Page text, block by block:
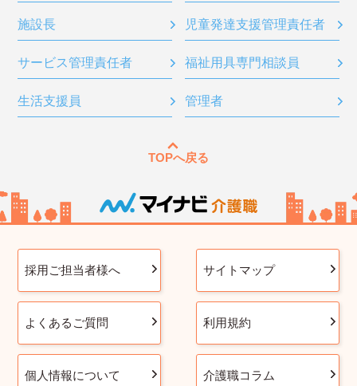
施設長 児童発達支援管理責任者
サービス管理責任者 福祉用具専門相談員
生活支援員 管理者
TOPへ戻る
採用ご担当者様へ サイトマップ
よくあるご質問 利用規約
個人情報について 介護職コラム